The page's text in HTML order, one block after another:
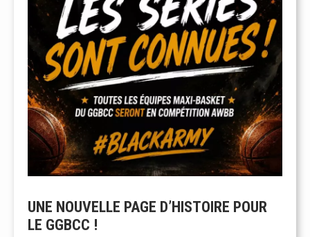
UNE NOUVELLE PAGE D’HISTOIRE POUR
LE GGBCC !